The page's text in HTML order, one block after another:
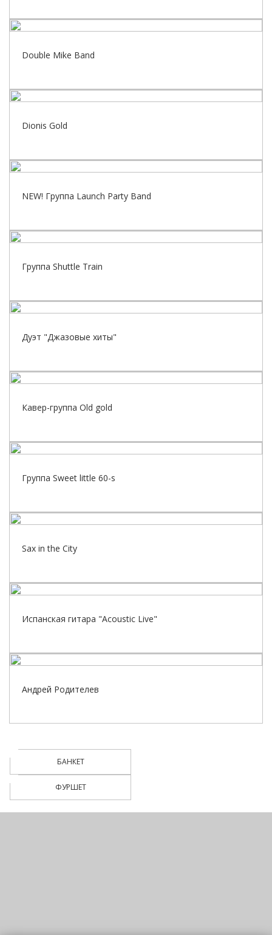
Double Mike Band
Dionis Gold
NEW! Группа Launch Party Band
Группа Shuttle Train
Дуэт "Джазовые хиты"
Кавер-группа Old gold
Группа Sweet little 60-s
Sax in the City
Испанская гитара "Acoustic Live"
Андрей Родителев
БАНКЕТ
ФУРШЕТ